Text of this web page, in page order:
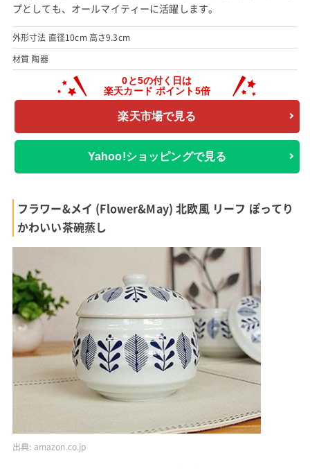
プとしても、オールマイティーに活躍します。
外形寸法 直径10cm 高さ9.3cm
材質 陶器
楽天市場で見る
Yahoo!ショッピングで見る
フラワー&メイ (Flower&May) 北欧風 リーフ ぽってり
かわいい茶碗蒸し
出典: amazon.co.jp